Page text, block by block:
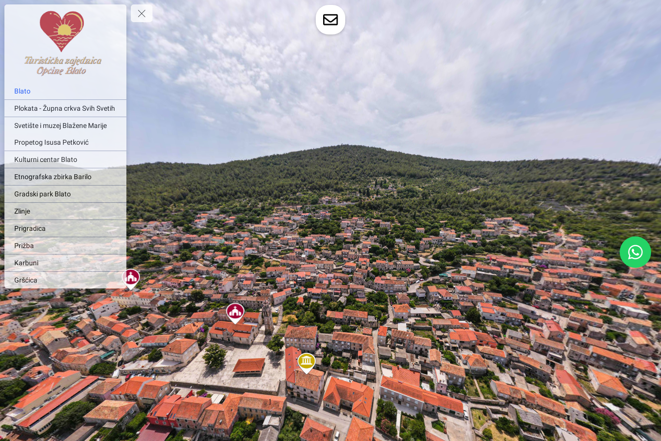
Blato
Plokata - Župna crkva Svih Svetih
Svetište i muzej Blažene Marije
Propetog Isusa Petković
Kulturni centar Blato
Etnografska zbirka Barilo
Gradski park Blato
Zlinje
Prigradica
Prižba
Karbuni
Gršćica